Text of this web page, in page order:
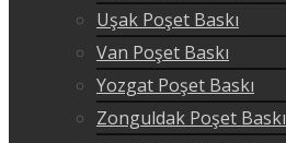
Uşak Poşet Baskı
Van Poşet Baskı
Yozgat Poşet Baskı
Zonguldak Poşet Baskı